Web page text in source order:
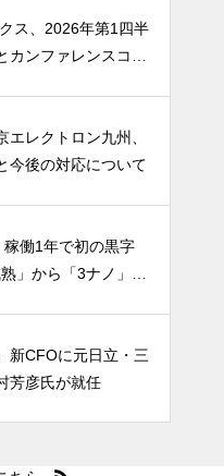
ス、2026年第1四半
カンファレンスコー
エレクトロン九州、
今後の対応について
稼働1年で初の黒字
」から「3ナノ」へ
新CFOに元日立・三
芳彦氏が就任